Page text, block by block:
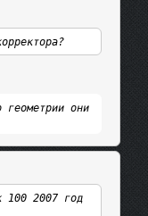
геометрии они
100 2007 год